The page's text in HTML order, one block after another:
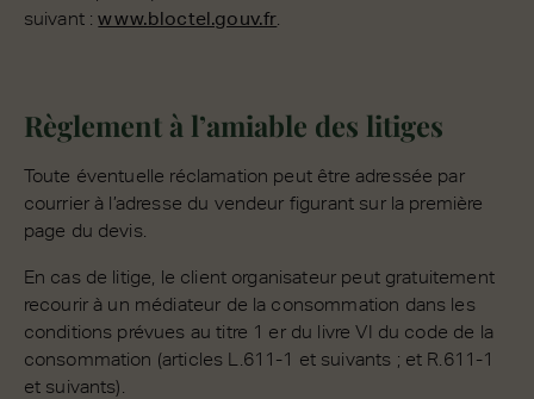
suivant :www.bloctel.gouv.fr
Règlement à l’amiable des litiges
Toute éventuelle réclamation peut être adressée par
courrier à l’adresse du vendeur figurant sur la première
page du devis.
En cas de litige, le client organisateur peut gratuitement
recourir à un médiateur de la consommation dans les
conditions prévues au titre 1 er du livre VI du code de la
consommation (articles L.611-1 et suivants ; et R.611-1
et suivants).